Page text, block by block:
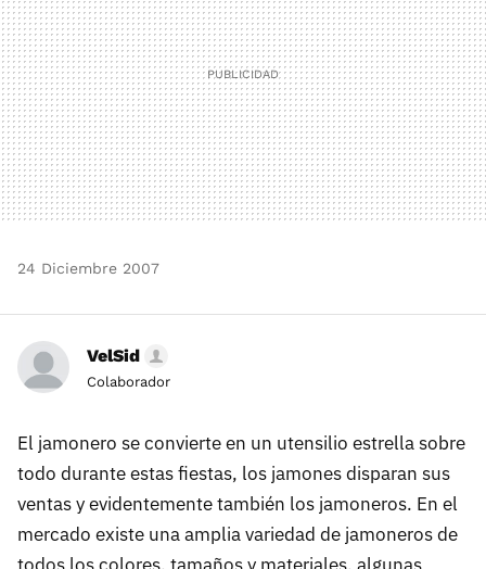
24 Diciembre 2007
VelSid
Colaborador
El jamonero se convierte en un utensilio estrella sobre
todo durante estas fiestas, los jamones disparan sus
ventas y evidentemente también los jamoneros. En el
mercado existe una amplia variedad de jamoneros de